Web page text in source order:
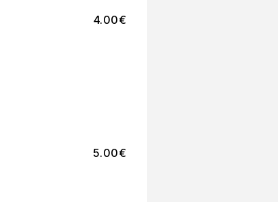
4.00€
5.00€